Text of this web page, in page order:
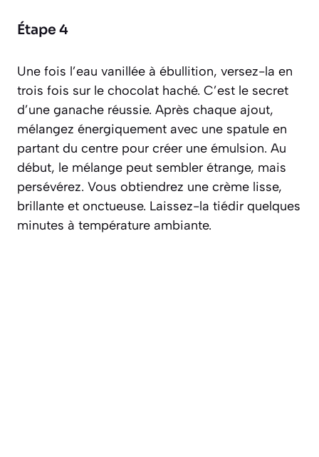
Étape 4
Une fois l’eau vanillée à ébullition, versez-la en
trois fois sur le chocolat haché. C’est le secret
d’une ganache réussie. Après chaque ajout,
mélangez énergiquement avec une spatule en
partant du centre pour créer une émulsion. Au
début, le mélange peut sembler étrange, mais
persévérez. Vous obtiendrez une crème lisse,
brillante et onctueuse. Laissez-la tiédir quelques
minutes à température ambiante.